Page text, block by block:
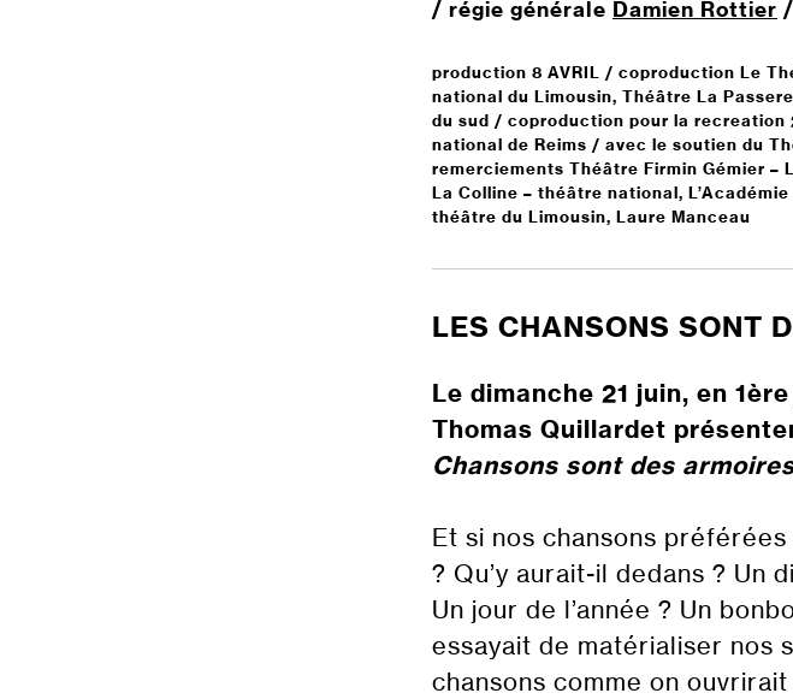
/ régie générale Damien Rottier
production 8 AVRIL / coproduction Le
national du Limousin, Théâtre La
du sud / coproduction pour la recreation
national de Reims / avec le soutien du
remerciements Théâtre Firmin Gémier –
La Colline – théâtre national,
théâtre du Limousin, Laure Manceau
LES CHANSONS SONT
Le dimanche 21 juin, en
Thomas Quillardet
Chansons sont des
Et si nos chansons
? Qu’y aurait-il dedans ? Un
Un jour de l’année ? Un
essayait de matérialiser nos
chansons comme on